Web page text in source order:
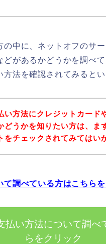
の中に、ネットオフのサ
どがあるかどうかを調べ
法を確認されてみると
い方法にクレジットカード
どうかを知りたい方は、ま
をチェックされてみてはい
調べている方はこちら
払い方法について調べ
らをクリック